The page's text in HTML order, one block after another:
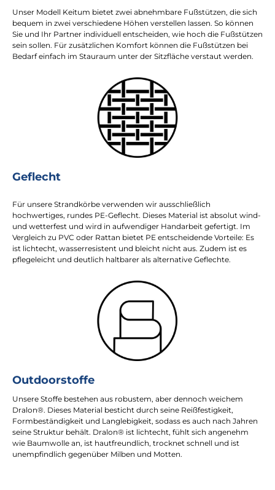
Unser Modell Keitum bietet zwei abnehmbare Fußstützen, die sich
bequem in zwei verschiedene Höhen verstellen lassen. So können
Sie und Ihr Partner individuell entscheiden, wie hoch die Fußstützen
sein sollen. Für zusätzlichen Komfort können die Fußstützen bei
Bedarf einfach im Stauraum unter der Sitzfläche verstaut werden.
Geflecht
Für unsere Strandkörbe verwenden wir ausschließlich
hochwertiges, rundes PE-Geflecht. Dieses Material ist absolut wind-
und wetterfest und wird in aufwendiger Handarbeit gefertigt. Im
Vergleich zu PVC oder Rattan bietet PE entscheidende Vorteile: Es
ist lichtecht, wasserresistent und bleicht nicht aus. Zudem ist es
pflegeleicht und deutlich haltbarer als alternative Geflechte.
Outdoorstoffe
Unsere Stoffe bestehen aus robustem, aber dennoch weichem
Dralon®. Dieses Material besticht durch seine Reißfestigkeit,
Formbeständigkeit und Langlebigkeit, sodass es auch nach Jahren
seine Struktur behält. Dralon® ist lichtecht, fühlt sich angenehm
wie Baumwolle an, ist hautfreundlich, trocknet schnell und ist
unempfindlich gegenüber Milben und Motten.